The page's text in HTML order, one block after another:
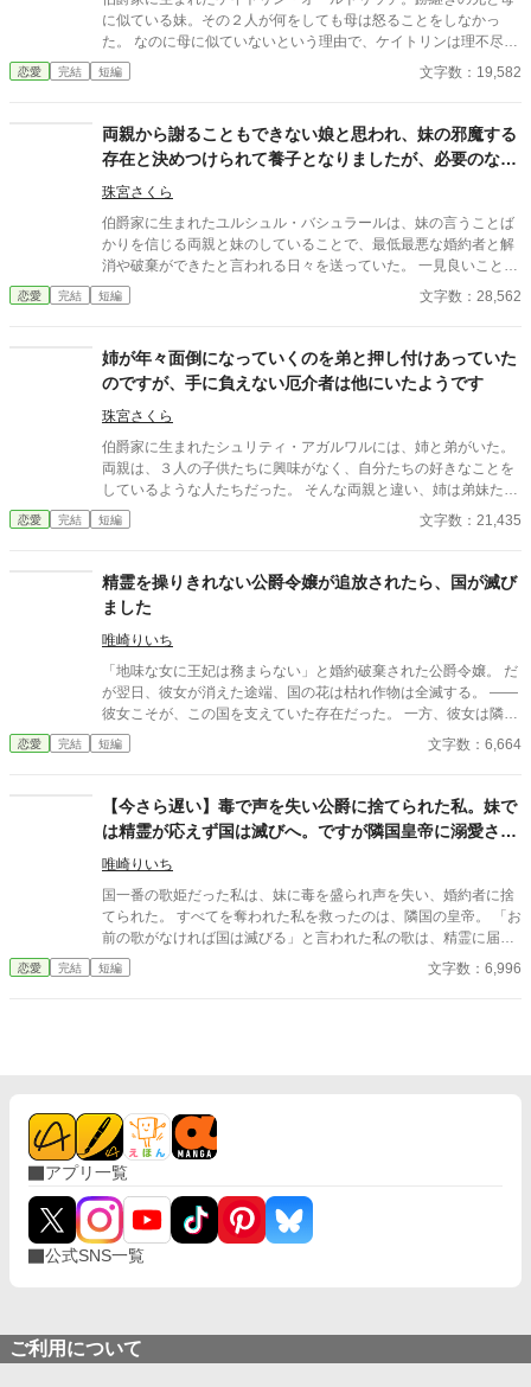
に似ている妹。その２人が何をしても母は怒ることをしなかっ
た。 なのに母に似ていないという理由で、ケイトリンは理不尽な
目にあい続けていた。そんな日々に嫌気がさしたケイトリンは、
兄妹を超えるために頑張るようになっていくのだが……。
恋愛 完結 短編 文字数：19,582
両親から謝ることもできない娘と思われ、妹の邪魔する
存在と決めつけられて養子となりましたが、必要のない
もの全てを捨てて幸せになれました
珠宮さくら
伯爵家に生まれたユルシュル・バシュラールは、妹の言うことば
かりを信じる両親と妹のしていることで、最低最悪な婚約者と解
消や破棄ができたと言われる日々を送っていた。 一見良いことの
ように思えることだが、実際は妹がしていることは褒められるこ
とではなかった。 更には自己中な幼なじみやその異母妹や王妃や
るというのにそれに気づいてくれる人は周りにいなかったこと
で、ユルシュルはいつ倒れてもおかしくない状態が続いていたの
だが……。
恋愛 完結 短編 文字数：28,562
姉が年々面倒になっていくのを弟と押し付けあっていた
のですが、手に負えない厄介者は他にいたようです
珠宮さくら
伯爵家に生まれたシュリティ・アガルワルには、姉と弟がいた。
両親は、３人の子供たちに興味がなく、自分たちの好きなことを
しているような人たちだった。 そんな両親と違い、姉は弟妹たち
に何かと外の話をしてくれていたのだが、それがこんなことにな
るとは思いもしなかった。
恋愛 完結 短編 文字数：21,435
精霊を操りきれない公爵令嬢が追放されたら、国が滅び
ました
唯崎りいち
「地味な女に王妃は務まらない」と婚約破棄された公爵令嬢。 だ
が翌日、彼女が消えた途端、国の花は枯れ作物は全滅する。 ――
彼女こそが、この国を支えていた存在だった。 一方、彼女は隣国
で“氷の将軍”に溺愛されていた。 手遅れになってから縋る王子と
滅びゆく国をよそに、彼女は初めての恋を知る。
恋愛 完結 短編 文字数：6,664
【今さら遅い】毒で声を失い公爵に捨てられた私。妹で
は精霊が応えず国は滅びへ。ですが隣国皇帝に溺愛され
る私に、今さら縋ってきても遅いです
唯崎りいち
国一番の歌姫だった私は、妹に毒を盛られ声を失い、婚約者に捨
てられた。 すべてを奪われた私を救ったのは、隣国の皇帝。 「お
前の歌がなければ国は滅びる」と言われた私の歌は、精霊に届
く“本物”の力を持っていて―― 一方、私を追放した国は偽物の歌
では加護を失い衰退。 今さら元婚約者が縋ってきても、もう遅
恋愛 完結 短編 文字数：6,996
アプリ一覧
公式SNS一覧
ご利用について